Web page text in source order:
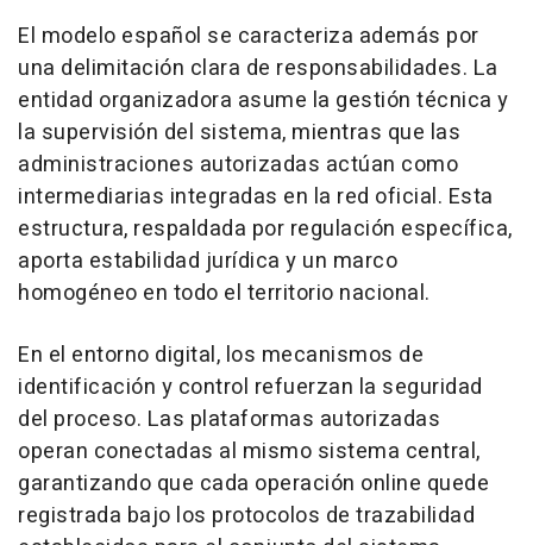
El modelo español se caracteriza además por
una delimitación clara de responsabilidades. La
entidad organizadora asume la gestión técnica y
la supervisión del sistema, mientras que las
administraciones autorizadas actúan como
intermediarias integradas en la red oficial. Esta
estructura, respaldada por regulación específica,
aporta estabilidad jurídica y un marco
homogéneo en todo el territorio nacional.
En el entorno digital, los mecanismos de
identificación y control refuerzan la seguridad
del proceso. Las plataformas autorizadas
operan conectadas al mismo sistema central,
garantizando que cada operación online quede
registrada bajo los protocolos de trazabilidad